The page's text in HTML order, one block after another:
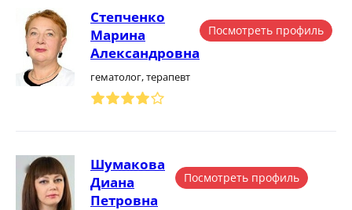
Степченко
Марина
Александровна
гематолог, терапевт
Посмотреть профиль
Шумакова
Диана
Петровна
Посмотреть профиль